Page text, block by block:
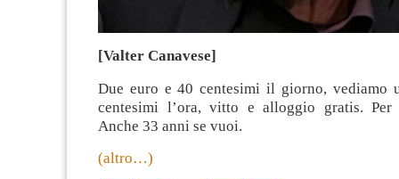
[Valter Canavese]
Due euro e 40 centesimi il giorno, vediamo
centesimi l’ora, vitto e alloggio gratis. Per
Anche 33 anni se vuoi.
(altro…)